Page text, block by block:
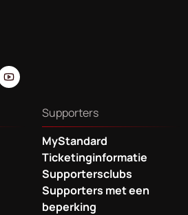
Supporters
MyStandard
Ticketinginformatie
Supportersclubs
Supporters met een
beperking